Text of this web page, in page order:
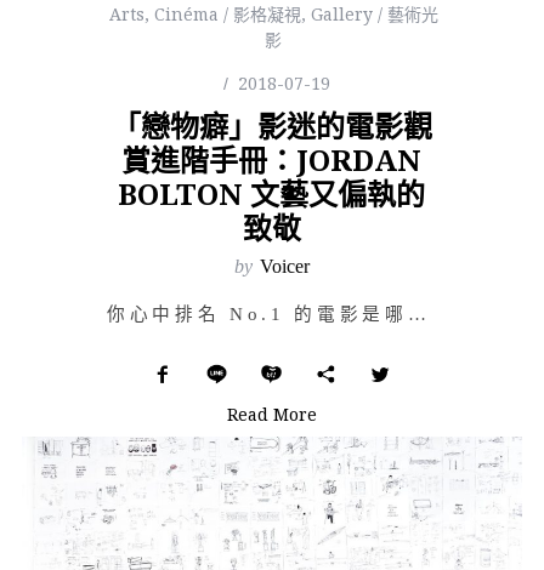
Arts, Cinéma / 影格凝視, Gallery / 藝術光
影
2018-07-19
「戀物癖」影迷的電影觀
賞進階手冊：JORDAN
BOLTON 文藝又偏執的
致敬
by Voicer
你心中排名 No.1 的電影是哪部呢？也許是多年前的老影片，你會為了一張電影票，在上映時刷好幾場；也…
Read More